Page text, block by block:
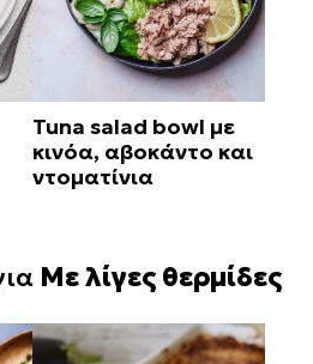
Tuna salad bowl με
κινόα, αβοκάντο και
ντοματίνια
Με λίγες θερμίδες